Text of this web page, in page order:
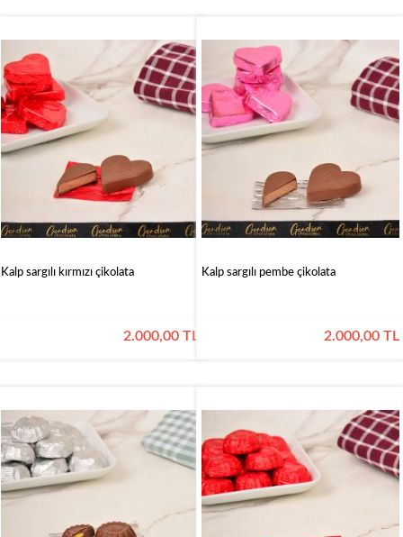
Kalp sargılı kırmızı çikolata
2.000,00 TL
Kalp sargılı pembe çikolata
2.000,00 TL